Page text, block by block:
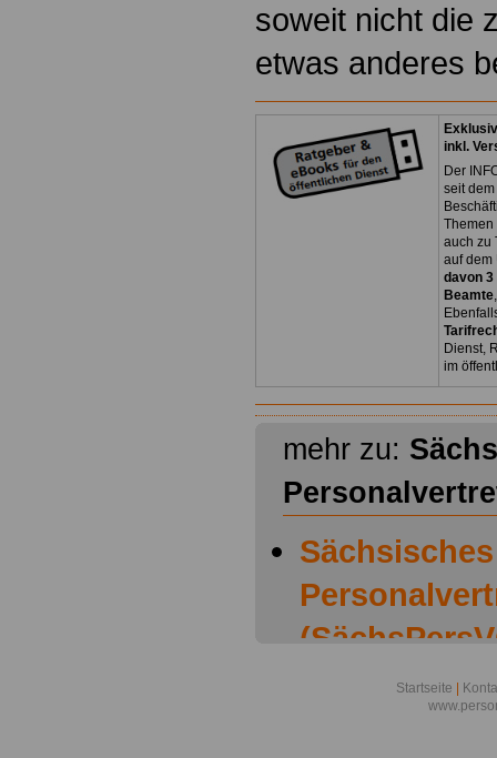
soweit nicht die
etwas anderes
inkl.
Der
seit
Themen
auch zu
auf dem
davon 3
Beamte
Dienst,
im
mehr zu:
Sächsisches
Sächsisches
Startseite